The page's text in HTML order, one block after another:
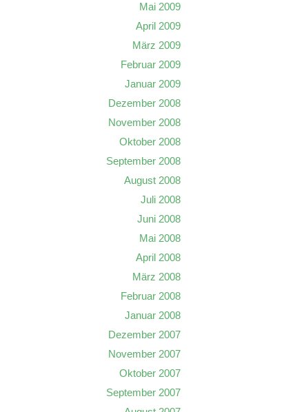
Mai 2009
April 2009
März 2009
Februar 2009
Januar 2009
Dezember 2008
November 2008
Oktober 2008
September 2008
August 2008
Juli 2008
Juni 2008
Mai 2008
April 2008
März 2008
Februar 2008
Januar 2008
Dezember 2007
November 2007
Oktober 2007
September 2007